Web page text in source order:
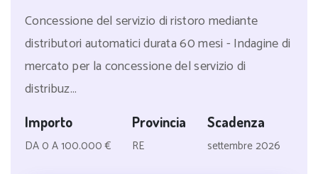
Concessione del servizio di ristoro mediante
distributori automatici durata 60 mesi - Indagine di
mercato per la concessione del servizio di
distribuz...
Importo
DA 0 A 100.000 €
Provincia
RE
Scadenza
settembre 2026